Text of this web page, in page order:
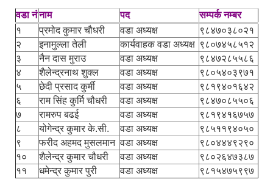
वडा नंनाम पद
सम्पर्क नम्बर
१
प्रमोद कुमार चौधरी वडा अध्यक्ष
९८४७०३८०२१
२
इनामुल्ला तेली कार्यवाहक वडा अध्यक्ष ९८०७४५८५१२
३
नैन दास मुराउ वडा अध्यक्ष
९८४७२८५५८६
४
शैलेन्द्रनाथ शुक्ल वडा अध्यक्ष
९८०५४०३९७१
५
छेदी प्रसाद कुर्मी वडा अध्यक्ष
९८१९४०१६४२
६
राम सिंह कुर्मि चौधरी वडा अध्यक्ष
९८४७०८५५०६
७
रामरुप बढई वडा अध्यक्ष
९८१९४१६७५७
८
योगेन्द्र कुमार के.सी. वडा अध्यक्ष
९८५११९४०५०
९
फरीद अहमद मुसलमान वडा अध्यक्ष
९८०४४४९२९०
१०
शैलेन्द्र कुमार चौधरी वडा अध्यक्ष
९८०२६४७३८७
११
धमेन्द्र कुमार पुरी वडा अध्यक्ष ९८१५४७५९९७